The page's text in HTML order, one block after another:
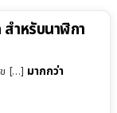
ำหรับนาฬิกา
ข […] มากกว่า